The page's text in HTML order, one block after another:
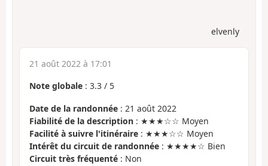
elvenly
21 août 2022 à 17:01
Note globale : 3.3 / 5
Date de la randonnée : 21 août 2022
Fiabilité de la description : ★★★☆☆ Moyen
Facilité à suivre l'itinéraire : ★★★☆☆ Moyen
Intérêt du circuit de randonnée : ★★★★☆ Bien
Circuit très fréquenté : Non